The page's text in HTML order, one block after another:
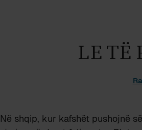
LE TË
Në shqip, kur kafshët pushojnë